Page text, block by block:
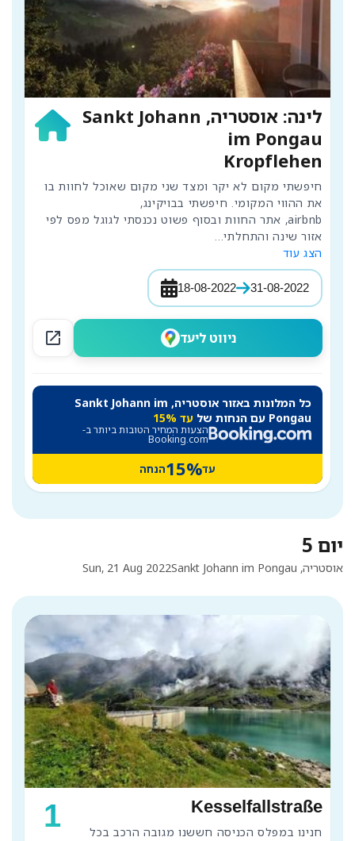
לינה: אוסטריה, Sankt Johann
im Pongau
Kropflehen
חיפשתי מקום לא יקר ומצד שני מקום שאוכל לחוות בו
airbnb, אתר החוות ובסוף פשוט נכנסתי לגוגל מפס לפי
אזור שינה והתחלתי...
הצג עוד
18-08-2022 31-08-2022
open_in_new ניווט ליעד
כל המלונות באזור אוסטריה, Sankt Johann im
Pongau עם הנחות של
עד 15%
הצעות המחיר הטובות ביותר ב-
Booking.com
עד15%הנחה
יום 5
Sun, 21 Aug 2022 אוסטריה, Sankt Johann im Pongau
1 Kesselfallstraße
חנינו במפלס הכניסה חששנו מגובה הרכב בכל